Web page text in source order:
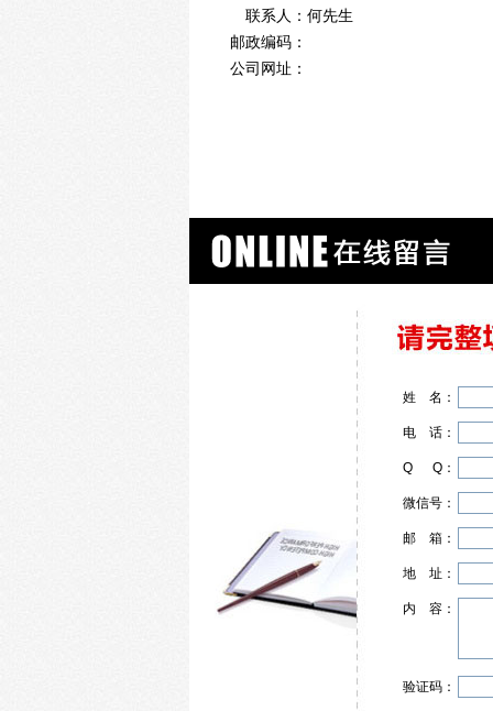
联系人： 何先生
邮政编码：
公司网址：
姓 名 ：
电 话 ：
Q Q ：
微信号：
邮 箱 ：
地 址 ：
内 容 ：
验证码：